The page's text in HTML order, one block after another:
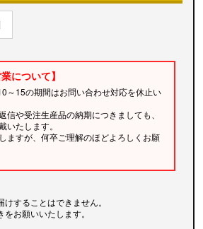
について】
～15の期間はお問い合わせ対応を休止い
信や受注生産品の納期につきましても、
いたします。
ますが、何卒ご理解のほどよろしくお願
することはできません。
お願いいたします。